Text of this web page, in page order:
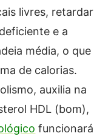
livres, retardar
e a
média, o que
de calorias.
auxilia na
HDL (bom),
funcionará